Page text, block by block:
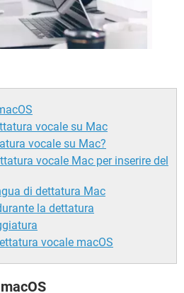
vocale su Mac
vocale su Mac?
vocale Mac per inserire del
di dettatura Mac
la dettatura
vocale macOS